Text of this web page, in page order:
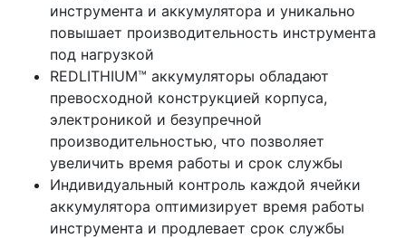
инструмента и аккумулятора и уникально
повышает производительность инструмента
под нагрузкой
REDLITHIUM™ аккумуляторы обладают
превосходной конструкцией корпуса,
электроникой и безупречной
производительностью, что позволяет
увеличить время работы и срок службы
Индивидуальный контроль каждой ячейки
аккумулятора оптимизирует время работы
инструмента и продлевает срок службы